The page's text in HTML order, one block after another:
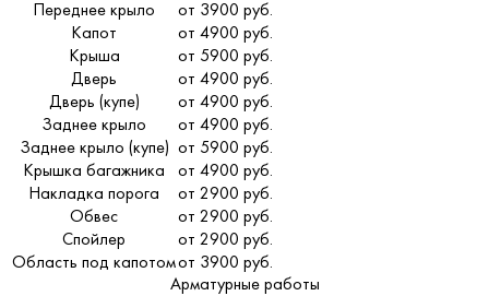
Переднее крыло
от 3900 руб.
Капот
от 4900 руб.
Крыша
от 5900 руб.
Дверь
от 4900 руб.
Дверь (купе)
от 4900 руб.
Заднее крыло
от 4900 руб.
Заднее крыло (купе) от 5900 руб.
Крышка багажника
от 4900 руб.
Накладка порога
от 2900 руб.
Обвес
от 2900 руб.
Спойлер
от 2900 руб.
Область под капотомот 3900 руб.
Арматурные работы